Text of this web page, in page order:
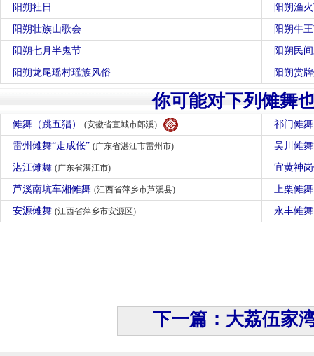
阳朔社日 阳朔渔
阳朔壮族山歌会 阳朔牛
阳朔七月半鬼节 阳朔民
阳朔龙尾瑶村瑶族风俗 阳朔赏
你可能对下列傩舞
傩舞（跳五猖） (安徽省宣城市郎溪) 祁门傩
雷州傩舞“走成伥” (广东省湛江市雷州市) 吴川傩
湛江傩舞 (广东省湛江市) 宜黄神
芦溪南坑车湘傩舞 (江西省萍乡市芦溪县) 上栗傩
安源傩舞 (江西省萍乡市安源区) 永丰傩
下一篇：大荔伍家